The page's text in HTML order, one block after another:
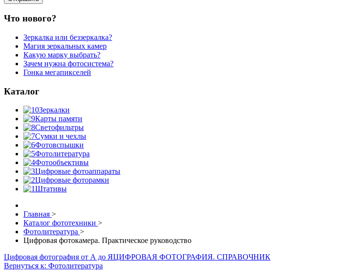
Что нового?
Зеркалка или беззеркалка?
Магия зеркальных камер
Какую марку выбрать?
Зачем нужна фотосистема?
Гонка мегапикселей
Каталог
Зеркалки
Карты памяти
Светофильтры
Сумки и чехлы
Фотовспышки
Фотолитература
Фотообъективы
Цифровые фотоаппараты
Цифровые фоторамки
Штативы
Главная >
Каталог фототехники >
Фотолитература >
Цифровая фотокамера. Практическое руководство
Цифровая фотография от А до ЯЦИФРОВАЯ ФОТОГРАФИЯ. СПРАВОЧНИК
Вернуться к: Фотолитература